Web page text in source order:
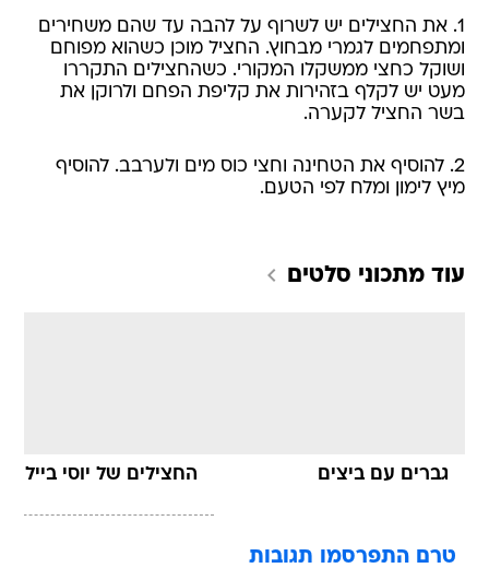
1. את החצילים יש לשרוף על להבה עד שהם משחירים
ומתפחמים לגמרי מבחוץ. החציל מוכן כשהוא מפוחם
ושוקל כחצי ממשקלו המקורי. כשהחצילים התקררו
מעט יש לקלף בזהירות את קליפת הפחם ולרוקן את
בשר החציל לקערה.
2. להוסיף את הטחינה וחצי כוס מים ולערבב. להוסיף
מיץ לימון ומלח לפי הטעם.
עוד מתכוני סלטים
גברים עם ביצים החצילים של יוסי ביילין
טרם התפרסמו תגובות